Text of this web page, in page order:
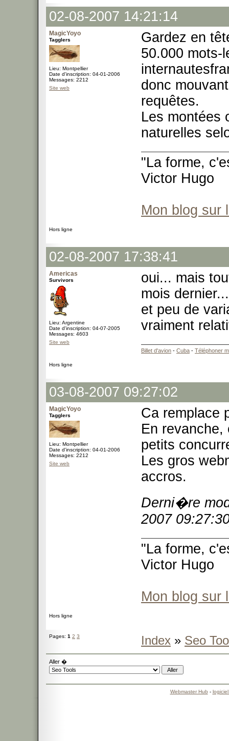
02-08-2007 14:21:14
MagicYoyo
Tagglers
Lieu: Montpellier
Date d'inscription: 04-01-2006
Messages: 2212
Site web
Gardez en
50.000 mots-
donc
requêtes.
Les montées
naturelles
"La forme,
Victor Hugo
Mon blog sur
Hors ligne
02-08-2007 17:38:41
Americas
Survivors
Lieu: Argentine
Date d'inscription: 04-07-2005
Messages: 4603
Site web
oui... mais
mois
et peu de
vraiment
Billet d'avion - Cuba - Téléphoner
Hors ligne
03-08-2007 09:27:02
MagicYoyo
Tagglers
Lieu: Montpellier
Date d'inscription: 04-01-2006
Messages: 2212
Site web
Ca remplace
En revanche,
petits
Les gros
accros.
Derni�re
2007
"La forme,
Victor Hugo
Mon blog sur
Hors ligne
Pages: 1 2 3 Index » Seo
Aller �
Webmaster Hub -